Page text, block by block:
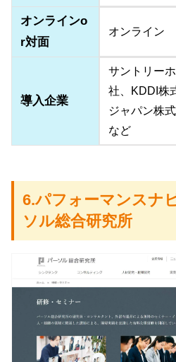
オンラインo
r対面
オンライン
導入企業
サントリー
社、KDDI株
ジャパン株
など
6.パフォーマンスナ
ソル総合研究所